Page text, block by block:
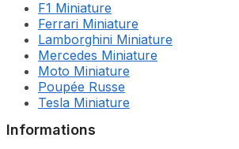
F1 Miniature
Ferrari Miniature
Lamborghini Miniature
Mercedes Miniature
Moto Miniature
Poupée Russe
Tesla Miniature
Informations